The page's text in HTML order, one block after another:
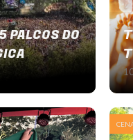
PALCOS DO